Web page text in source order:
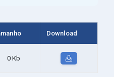
Download
0 Kb